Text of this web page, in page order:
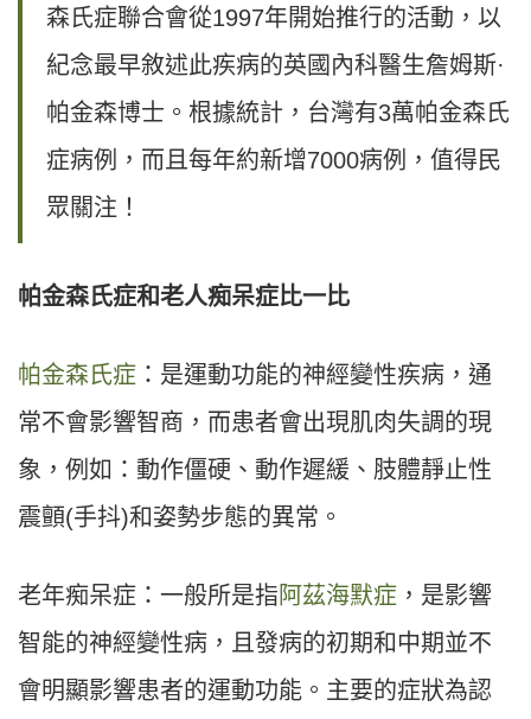
森氏症聯合會從1997年開始推行的活動，以
紀念最早敘述此疾病的英國內科醫生詹姆斯·
帕金森博士。根據統計，台灣有3萬帕金森氏
症病例，而且每年約新增7000病例，值得民
眾關注！
帕金森氏症和老人痴呆症比一比
帕金森氏症 ：是運動功能的神經變性疾病，通
常不會影響智商，而患者會出現肌肉失調的現
象，例如：動作僵硬、動作遲緩、肢體靜止性
震顫(手抖)和姿勢步態的異常。
老年痴呆症：一般所是指阿茲海默症 ，是影響
智能的神經變性病，且發病的初期和中期並不
會明顯影響患者的運動功能。主要的症狀為認